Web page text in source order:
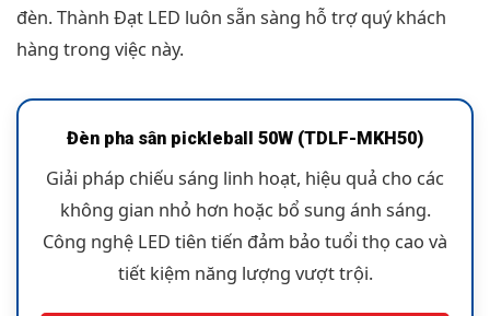
đèn. Thành Đạt LED luôn sẵn sàng hỗ trợ quý khách
hàng trong việc này.
Đèn pha sân pickleball 50W (TDLF-MKH50)
Giải pháp chiếu sáng linh hoạt, hiệu quả cho các
không gian nhỏ hơn hoặc bổ sung ánh sáng.
Công nghệ LED tiên tiến đảm bảo tuổi thọ cao và
tiết kiệm năng lượng vượt trội.